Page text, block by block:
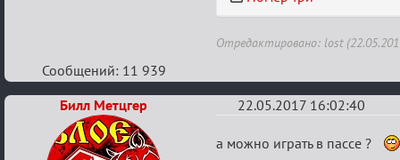
Отредактировано: lost
Сообщений: 11 939
Билл Метцгер
22.05.2017 16:02:40
Re:
а можно играть в пассе ?